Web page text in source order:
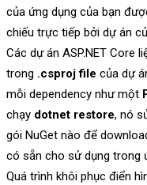
của ứng dụng của bạn
chiếu trực tiếp bởi dự án
Các dự án ASP.NET Core
trong .csproj file của dự
mỗi dependency như một
chạy dotnet restore, nó
gói NuGet nào để
có sẵn cho sử dụng trong
Quá trình khôi phục điển